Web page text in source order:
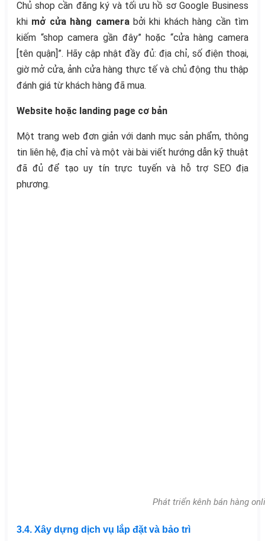
Chủ shop cần đăng ký và tối ưu hồ sơ Google Business
khi mở cửa hàng camerabởi khi khách hàng cần tìm
kiếm “shop camera gần đây” hoặc “cửa hàng camera
[tên quận]”. Hãy cập nhật đầy đủ: địa chỉ, số điện thoại,
giờ mở cửa, ảnh cửa hàng thực tế và chủ động thu thập
đánh giá từ khách hàng đã mua.
Website hoặc landing page cơ bản
Một trang web đơn giản với danh mục sản phẩm, thông
tin liên hệ, địa chỉ và một vài bài viết hướng dẫn kỹ thuật
đã đủ để tạo uy tín trực tuyến và hỗ trợ SEO địa
phương.
Phát triển kênh bán hàng
3.4. Xây dựng dịch vụ lắp đặt và bảo trì